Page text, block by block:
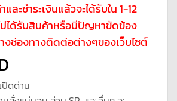
ละชำระเงินแล้วจะได้รับใน 1-12
ม่ได้รับสินค้าหรือมีปัญหาขัดข้อง
ช่องทางติดต่อต่างๆของเว็บไซต์
ปิดด่าน